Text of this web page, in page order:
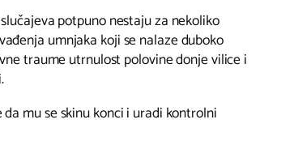
potpuno nestaju za nekoliko
umnjaka koji se nalaze duboko
traume utrnulost polovine donje vilice i
mu se skinu konci i uradi kontrolni